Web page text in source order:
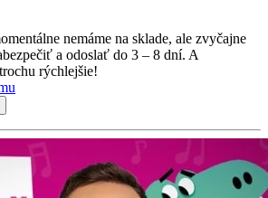
nemáme na sklade, ale zvyčajne
a odoslať do 3 – 8 dní. A
rýchlejšie!